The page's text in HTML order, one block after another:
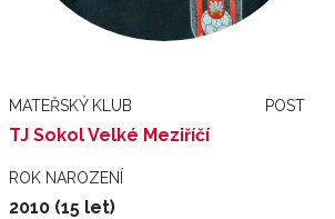
MATEŘSKÝ KLUB
TJ Sokol Velké Meziříčí
POST
ROK NAROZENÍ
2010 (15 let)